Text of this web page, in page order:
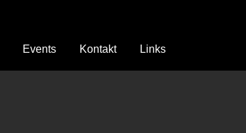
Events Kontakt Links